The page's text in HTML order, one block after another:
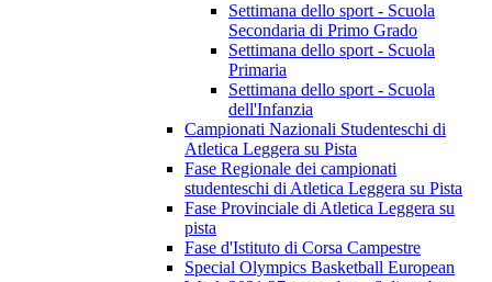
Settimana dello sport - Scuola
Secondaria di Primo Grado
Settimana dello sport - Scuola
Primaria
Settimana dello sport - Scuola
dell'Infanzia
Campionati Nazionali Studenteschi di
Atletica Leggera su Pista
Fase Regionale dei campionati
studenteschi di Atletica Leggera su Pista
Fase Provinciale di Atletica Leggera su
pista
Fase d'Istituto di Corsa Campestre
Special Olympics Basketball European